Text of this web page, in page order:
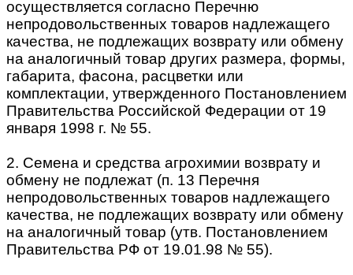
осуществляется согласно Перечню
непродовольственных товаров надлежащего
качества, не подлежащих возврату или обмену
на аналогичный товар других размера, формы,
габарита, фасона, расцветки или
комплектации, утвержденного Постановлением
Правительства Российской Федерации от 19
января 1998 г. № 55.
2. Семена и средства агрохимии возврату и
обмену не подлежат (п. 13 Перечня
непродовольственных товаров надлежащего
качества, не подлежащих возврату или обмену
на аналогичный товар (утв. Постановлением
Правительства РФ от 19.01.98 № 55).